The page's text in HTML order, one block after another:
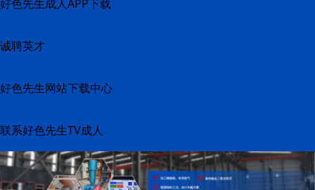
好色先生成人APP下载
诚聘英才
好色先生网站下载中心
联系好色先生TV成人